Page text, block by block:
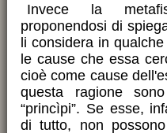
Invece la
proponendosi di
li considera in
le cause che essa
cioè come cause
questa ragione
“princìpi”. Se esse,
di tutto, non